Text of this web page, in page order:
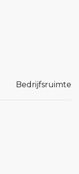
Bedrijfsruimte